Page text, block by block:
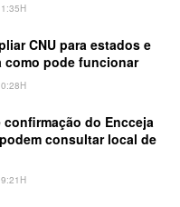
CNU para estados e
pode funcionar
do Encceja
consultar local de